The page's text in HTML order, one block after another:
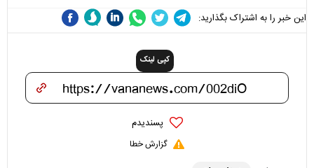
این خبر را به اشتراک بگذارید:
کپی لینک
پسندیدم
گزارش خطا